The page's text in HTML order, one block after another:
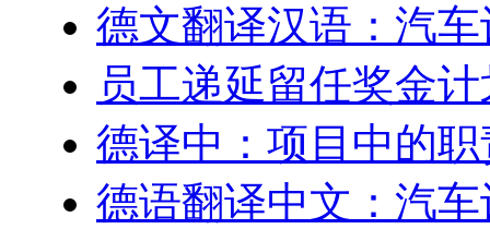
德文翻译汉语：汽
员工递延留任奖金计
德译中：项目中的
德语翻译中文：汽